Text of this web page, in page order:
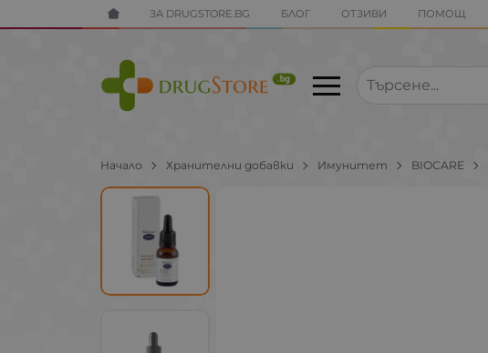
ЗА DRUGSTORE.BG БЛОГ ОТЗИВИ ПОМОЩ
Начало Хранителни добавки Имунитет BIOCARE